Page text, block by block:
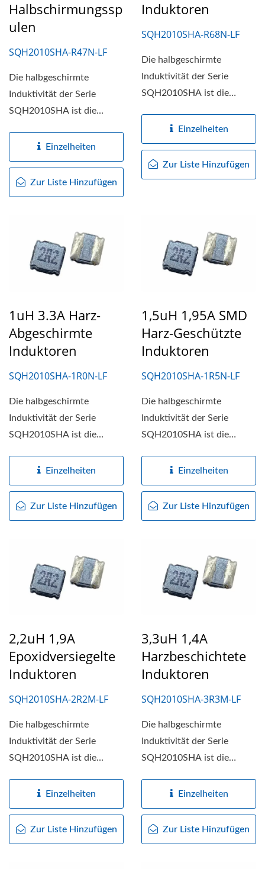
Halbschirmungssp
Ulen
SQH2010SHA-R47N-LF
Die halbgeschirmte
Induktivität der Serie
SQH2010SHA ist die
Lösung...
Einzelheiten
Zur Liste Hinzufügen
Induktoren
SQH2010SHA-R68N-LF
Die halbgeschirmte
Induktivität der Serie
SQH2010SHA ist die
Lösung...
Einzelheiten
Zur Liste Hinzufügen
1uH 3.3A Harz-
Abgeschirmte
Induktoren
SQH2010SHA-1R0N-LF
Die halbgeschirmte
Induktivität der Serie
SQH2010SHA ist die
Lösung...
Einzelheiten
Zur Liste Hinzufügen
1,5uH 1,95A SMD
Harz-Geschützte
Induktoren
SQH2010SHA-1R5N-LF
Die halbgeschirmte
Induktivität der Serie
SQH2010SHA ist die
Lösung...
Einzelheiten
Zur Liste Hinzufügen
2,2uH 1,9A
Epoxidversiegelte
Induktoren
SQH2010SHA-2R2M-LF
Die halbgeschirmte
Induktivität der Serie
SQH2010SHA ist die
Lösung...
Einzelheiten
Zur Liste Hinzufügen
3,3uH 1,4A
Harzbeschichtete
Induktoren
SQH2010SHA-3R3M-LF
Die halbgeschirmte
Induktivität der Serie
SQH2010SHA ist die
Lösung...
Einzelheiten
Zur Liste Hinzufügen